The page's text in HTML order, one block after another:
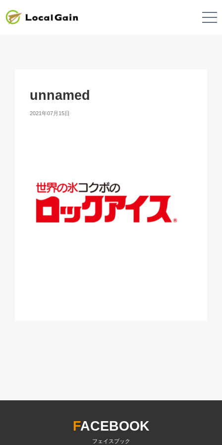
unnamed
2021年07月15日
FACEBOOK